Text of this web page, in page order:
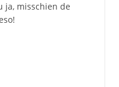
ja, misschien de